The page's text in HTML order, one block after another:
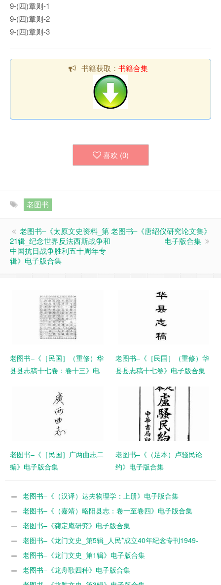
9-(四)章则-1
9-(四)章则-2
9-(四)章则-3
书籍获取： 书籍合集
喜欢 (0)
老图书
老图书–《太原文史资料_第
21辑_纪念世界反法西斯战争和
中国抗日战争胜利五十周年专
辑》电子版合集
老图书–《唐绍仪研究论文集》
电子版合集
老图书–《［民国］（重修）华
县县志稿十七卷：卷十三》电
老图书–《［民国］（重修）华
县县志稿十七卷》电子版合集
老图书–《［民国］广两曲志二
编》电子版合集
老图书–《（足本）卢骚民论
约》电子版合集
老图书–《（汉译）达夫物理学：上册》电子版合集
老图书–《（嘉靖）略阳县志：卷一至卷四》电子版合集
老图书–《龚定庵研究》电子版合集
老图书–《龙门文史_第5辑_人民*成立40年纪念专刊1949-
1989》电子版合集
老图书–《龙门文史_第1辑》电子版合集
老图书–《龙舟歌四种》电子版合集